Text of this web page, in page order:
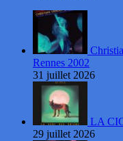
Rennes 2002
31 juillet 2026
LA
29 juillet 2026